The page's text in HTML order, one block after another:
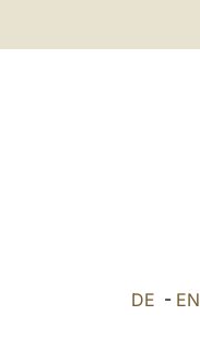
DE - EN